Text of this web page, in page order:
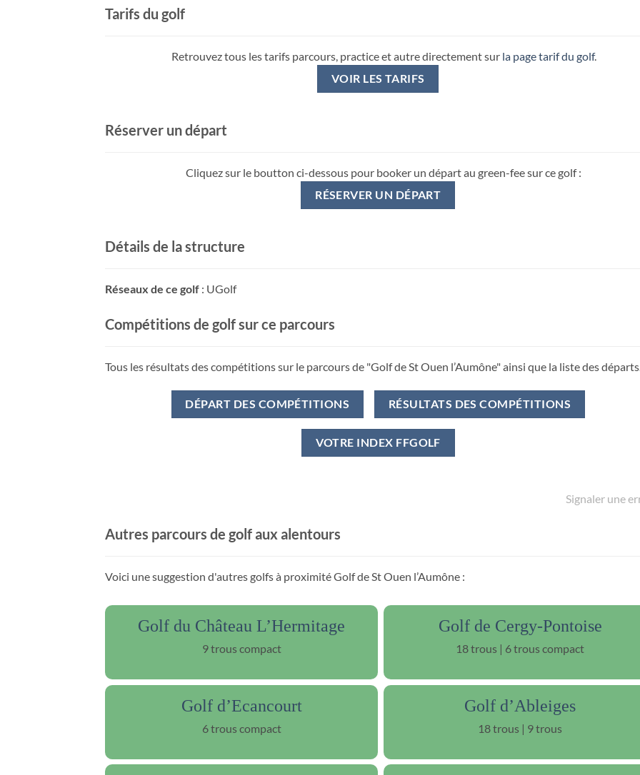
Tarifs du golf
Retrouvez tous les tarifs parcours, practice et autre directement sur la page tarif du golf.
VOIR LES TARIFS
Réserver un départ
Cliquez sur le boutton ci-dessous pour booker un départ au green-fee sur ce golf :
RÉSERVER UN DÉPART
Détails de la structure
Réseaux de ce golf : UGolf
Compétitions de golf sur ce parcours
Tous les résultats des compétitions sur le parcours de "Golf de St Ouen l’Aumône" ainsi que la liste des
DÉPART DES COMPÉTITIONS RÉSULTATS DES COMPÉTITIONS
VOTRE INDEX FFGOLF
Signaler une
Autres parcours de golf aux alentours
Voici une suggestion d'autres golfs à proximité Golf de St Ouen l’Aumône :
Golf du Château L’Hermitage
9 trous compact
Golf de Cergy-Pontoise
18 trous | 6 trous compact
Golf d’Ecancourt
6 trous compact
Golf d’Ableiges
18 trous | 9 trous